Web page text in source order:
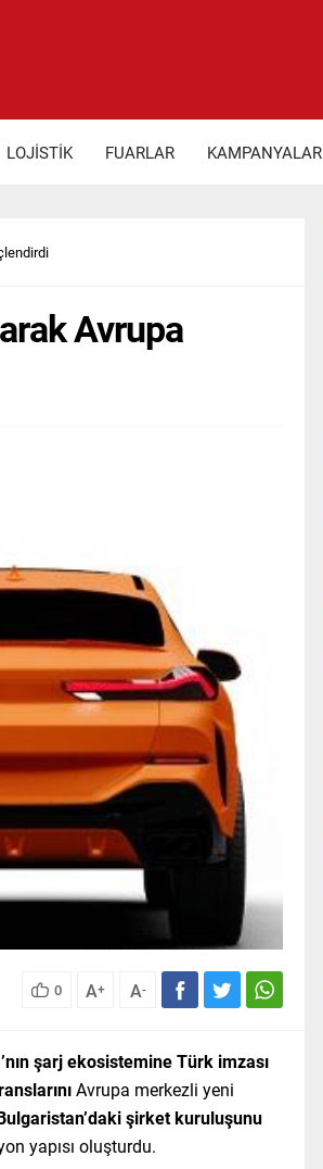
LOJİSTİK FUARLAR KAMPANYALAR
Avrupa
0 A+ A-
şarj ekosistemine Türk imzası
Avrupa merkezli yeni
şirket kuruluşunu
yapısı oluşturdu.